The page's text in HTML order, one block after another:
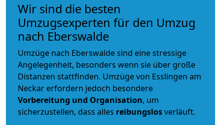
Wir sind die besten
Umzugsexperten für den Umzug
nach Eberswalde
Umzüge nach Eberswalde sind eine stressige
Angelegenheit, besonders wenn sie über große
Distanzen stattfinden. Umzüge von Esslingen am
Neckar erfordern jedoch besondere
Vorbereitung und Organisation, um
sicherzustellen, dass alles reibungslosverläuft.